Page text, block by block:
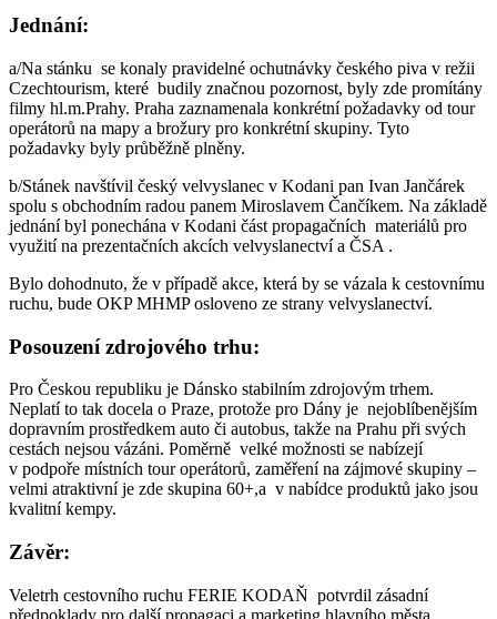
Jednání:
a/Na stánku se konaly pravidelné ochutnávky českého piva v režii
Czechtourism, které budily značnou pozornost, byly zde promítány
filmy hl.m.Prahy. Praha zaznamenala konkrétní požadavky od tour
operátorů na mapy a brožury pro konkrétní skupiny. Tyto
požadavky byly průběžně plněny.
b/Stánek navštívil český velvyslanec v Kodani pan Ivan Jančárek
spolu s obchodním radou panem Miroslavem Čančíkem. Na základě
jednání byl ponechána v Kodani část propagačních materiálů pro
využití na prezentačních akcích velvyslanectví a ČSA .
Bylo dohodnuto, že v případě akce, která by se vázala k cestovnímu
ruchu, bude OKP MHMP osloveno ze strany velvyslanectví.
Posouzení zdrojového trhu:
Pro Českou republiku je Dánsko stabilním zdrojovým trhem.
Neplatí to tak docela o Praze, protože pro Dány je nejoblíbenějším
dopravním prostředkem auto či autobus, takže na Prahu při svých
cestách nejsou vázáni. Poměrně velké možnosti se nabízejí
v podpoře místních tour operátorů, zaměření na zájmové skupiny –
velmi atraktivní je zde skupina 60+,a v nabídce produktů jako jsou
kvalitní kempy.
Závěr:
Veletrh cestovního ruchu FERIE KODAŇ potvrdil zásadní
předpoklady pro další propagaci a marketing hlavního města.